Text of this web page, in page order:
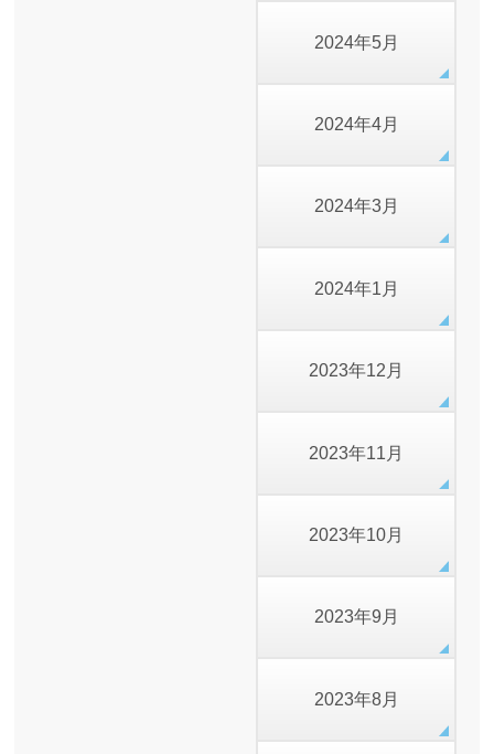
2024年5月
2024年4月
2024年3月
2024年1月
2023年12月
2023年11月
2023年10月
2023年9月
2023年8月